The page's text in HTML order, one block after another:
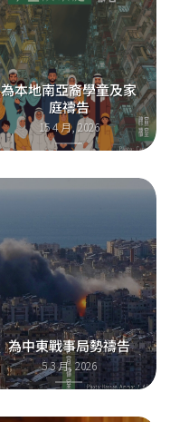
為本地南亞裔學童及家
庭禱告
15 4 月, 2026
為中東戰事局勢禱告
5 3 月, 2026